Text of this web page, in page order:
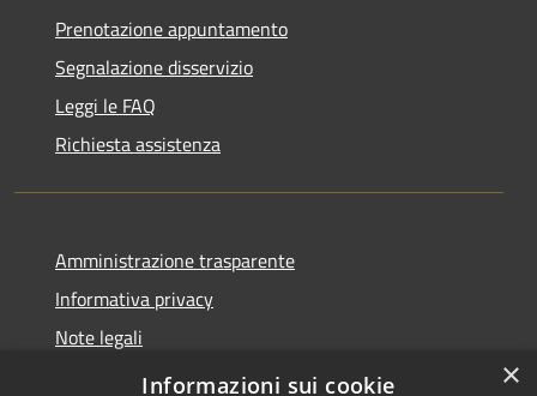
Prenotazione appuntamento
Segnalazione disservizio
Leggi le FAQ
Richiesta assistenza
Amministrazione trasparente
Informativa privacy
Note legali
Dichiarazione di accessibilità
×
Informazioni sui cookie